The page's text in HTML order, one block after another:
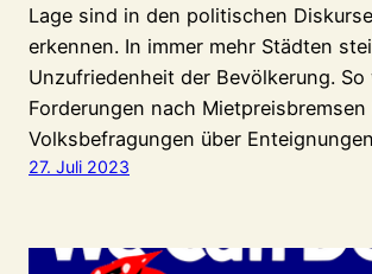
Lage sind in den politischen
erkennen. In immer mehr Städten
Unzufriedenheit der Bevölkerung. So
Forderungen nach Mietpreisbremsen
Volksbefragungen über
27. Juli 2023